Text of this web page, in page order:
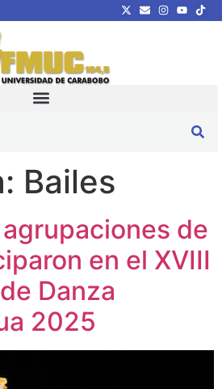
Bailes
de
en el XVIII
Danza
2025